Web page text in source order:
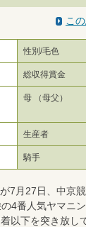
こ
性別/毛色
総収得賞金
母 （母父）
生産者
騎手
月27日、中京
4番人気ヤマニ
以下を突き放し